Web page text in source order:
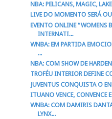
NBA: PELICANS, MAGIC,
LIVE DO MOMENTO SERÁ
EVENTO ONLINE “WOMENS
INTERNATI...
WNBA: EM PARTIDA
...
NBA: COM SHOW DE
TROFÉU INTERIOR DEFINE
JUVENTUS CONQUISTA O
ITUANO VENCE, CONVENCE
WNBA: COM DAMIRIS
LYNX...